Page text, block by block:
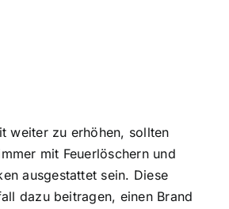
weiter zu erhöhen, sollten
mit Feuerlöschern und
ausgestattet sein. Diese
dazu beitragen, einen Brand